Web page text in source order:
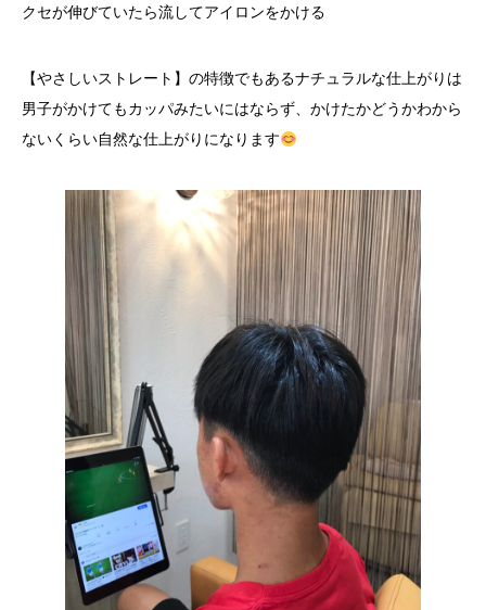
クセが伸びていたら流してアイロンをかける
【やさしいストレート】の特徴でもあるナチュラルな仕上がりは
男子がかけてもカッパみたいにはならず、かけたかどうかわから
ないくらい自然な仕上がりになります